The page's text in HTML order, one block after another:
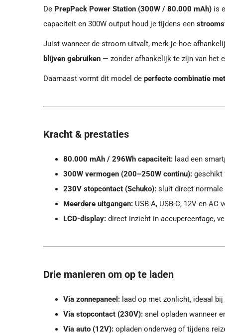
De PrepPack Power Station (300W / 80.000 mAh) is
capaciteit en 300W output houd je tijdens een
Juist wanneer de stroom uitvalt, merk je hoe
blijven gebruiken — zonder afhankelijk te zijn van het
Daarnaast vormt dit model de perfecte combinatie
Kracht & prestaties
80.000 mAh / 296Wh capaciteit: laad een
300W vermogen (200–250W continu): geschikt
230V stopcontact (Schuko): sluit direct normale
Meerdere uitgangen: USB-A, USB-C, 12V en
LCD-display: direct inzicht in accupercentage,
Drie manieren om op te laden
Via zonnepaneel: laad op met zonlicht, ideaal
Via stopcontact (230V): snel opladen wanneer
Via auto (12V): opladen onderweg of tijdens